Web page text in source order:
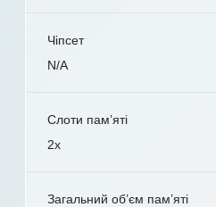
Чіпсет
N/A
Слоти пам’яті
2x
Загальний об’єм пам’яті